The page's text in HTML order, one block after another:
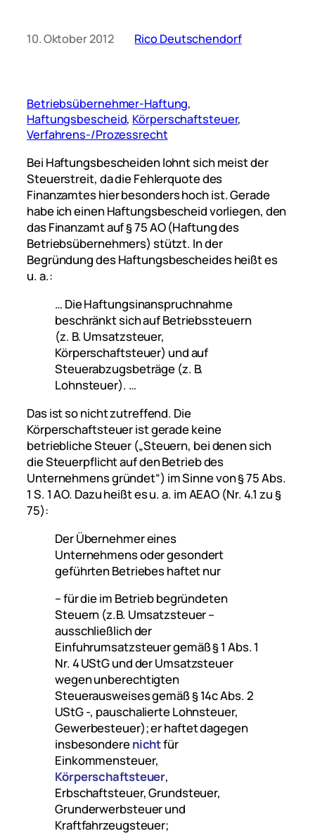
10. Oktober 2012 Rico Deutschendorf
Betriebsübernehmer-Haftung
Haftungsbescheid, Körperschaftsteuer
Verfahrens-/Prozessrecht
Bei Haftungsbescheiden lohnt sich meist der
Steuerstreit, da die Fehlerquote des
Finanzamtes hier besonders hoch ist. Gerade
habe ich einen Haftungsbescheid vorliegen, den
das Finanzamt auf § 75 AO (Haftung des
Betriebsübernehmers) stützt. In der
Begründung des Haftungsbescheides heißt es
u. a.:
… Die Haftungsinanspruchnahme
beschränkt sich auf Betriebssteuern
(z. B. Umsatzsteuer,
Körperschaftsteuer) und auf
Steuerabzugsbeträge (z. B.
Lohnsteuer). …
Das ist so nicht zutreffend. Die
Körperschaftsteuer ist gerade keine
betriebliche Steuer („Steuern, bei denen sich
die Steuerpflicht auf den Betrieb des
Unternehmens gründet“) im Sinne von § 75 Abs.
1 S. 1 AO. Dazu heißt es u. a. im AEAO (Nr. 4.1 zu §
75):
Der Übernehmer eines
Unternehmens oder gesondert
geführten Betriebes haftet nur
– für die im Betrieb begründeten
Steuern (z.B. Umsatzsteuer –
ausschließlich der
Einfuhrumsatzsteuer gemäß § 1 Abs. 1
Nr. 4 UStG und der Umsatzsteuer
wegen unberechtigten
Steuerausweises gemäß § 14c Abs. 2
UStG -, pauschalierte Lohnsteuer,
Gewerbesteuer); er haftet dagegen
insbesonderenichtfür
Einkommensteuer,
Körperschaftsteuer,
Erbschaftsteuer, Grundsteuer,
Grunderwerbsteuer und
Kraftfahrzeugsteuer;